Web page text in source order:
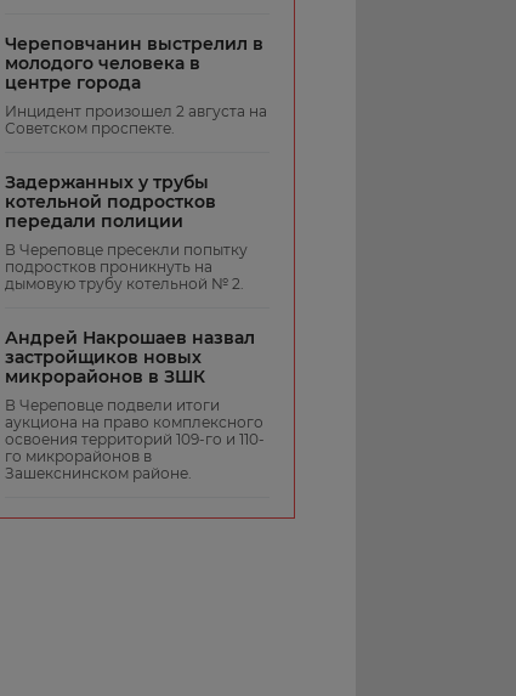
Череповчанин выстрелил в
молодого человека в
центре города
Инцидент произошел 2 августа на
Советском проспекте.
Задержанных у трубы
котельной подростков
передали полиции
В Череповце пресекли попытку
подростков проникнуть на
дымовую трубу котельной № 2.
Андрей Накрошаев назвал
застройщиков новых
микрорайонов в ЗШК
В Череповце подвели итоги
аукциона на право комплексного
освоения территорий 109-го и 110-
го микрорайонов в
Зашекснинском районе.